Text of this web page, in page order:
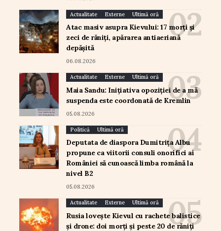
Actualitate Externe Ultimă oră
Atac masiv asupra Kievului: 17 morți și
zeci de răniți, apărarea antiaeriană
depășită
06.08.2026
Actualitate Externe Ultimă oră
Maia Sandu: Inițiativa opoziției de a mă
suspenda este coordonată de Kremlin
05.08.2026
Politică Ultimă oră
Deputata de diaspora Dumitrița Albu
propune ca viitorii consuli onorifici ai
României să cunoască limba română la
nivel B2
05.08.2026
Actualitate Externe Ultimă oră
Rusia lovește Kievul cu rachete balistice
și drone: doi morți și peste 20 de răniți